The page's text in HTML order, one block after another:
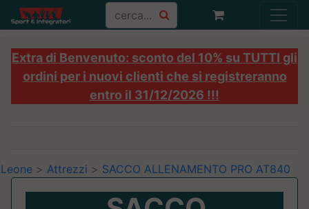
Extra di Benvenuto: sconto del 10% su TUTTI gli
ordini per i nuovi clienti che si registreranno
entro il 31/12/2026 !!!
Leone > Attrezzi > SACCO ALLENAMENTO PRO AT840